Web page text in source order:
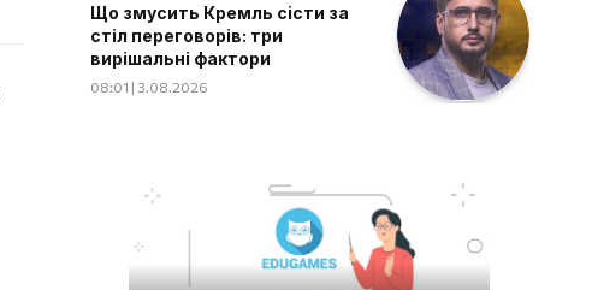
Що змусить Кремль сісти за
стіл переговорів: три
вирішальні фактори
08:01 | 3.08.2026